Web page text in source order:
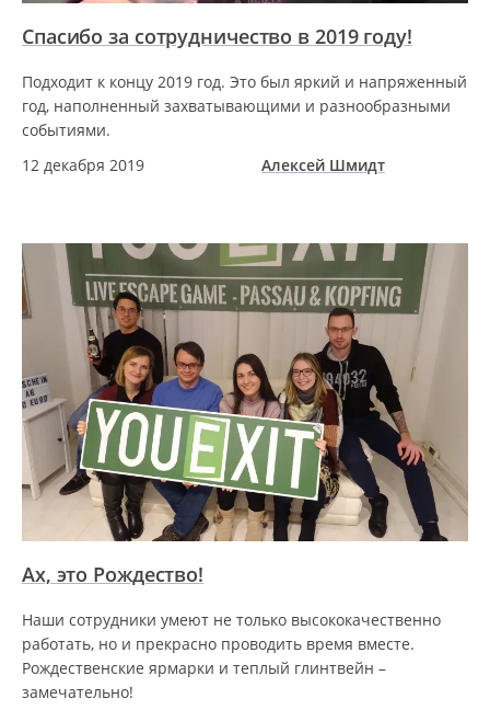
Спасибо за сотрудничество в 2019 году!
Подходит к концу 2019 год. Это был яркий и напряженный
год, наполненный захватывающими и разнообразными
событиями.
12 декабря 2019
Алексей Шмидт
Ах, это Рождество!
Наши сотрудники умеют не только высококачественно
работать, но и прекрасно проводить время вместе.
Рождественские ярмарки и теплый глинтвейн –
замечательно!